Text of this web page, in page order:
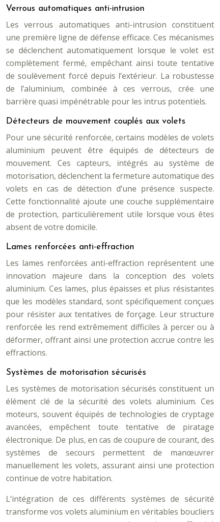
Verrous automatiques anti-intrusion
Les verrous automatiques anti-intrusion constituent
une première ligne de défense efficace. Ces mécanismes
se déclenchent automatiquement lorsque le volet est
complètement fermé, empêchant ainsi toute tentative
de soulèvement forcé depuis l’extérieur. La robustesse
de l’aluminium, combinée à ces verrous, crée une
barrière quasi impénétrable pour les intrus potentiels.
Détecteurs de mouvement couplés aux volets
Pour une sécurité renforcée, certains modèles de volets
aluminium peuvent être équipés de détecteurs de
mouvement. Ces capteurs, intégrés au système de
motorisation, déclenchent la fermeture automatique des
volets en cas de détection d’une présence suspecte.
Cette fonctionnalité ajoute une couche supplémentaire
de protection, particulièrement utile lorsque vous êtes
absent de votre domicile.
Lames renforcées anti-effraction
Les lames renforcées anti-effraction représentent une
innovation majeure dans la conception des volets
aluminium. Ces lames, plus épaisses et plus résistantes
que les modèles standard, sont spécifiquement conçues
pour résister aux tentatives de forçage. Leur structure
renforcée les rend extrêmement difficiles à percer ou à
déformer, offrant ainsi une protection accrue contre les
effractions.
Systèmes de motorisation sécurisés
Les systèmes de motorisation sécurisés constituent un
élément clé de la sécurité des volets aluminium. Ces
moteurs, souvent équipés de technologies de cryptage
avancées, empêchent toute tentative de piratage
électronique. De plus, en cas de coupure de courant, des
systèmes de secours permettent de manœuvrer
manuellement les volets, assurant ainsi une protection
continue de votre habitation.
L’intégration de ces différents systèmes de sécurité
transforme vos volets aluminium en véritables boucliers